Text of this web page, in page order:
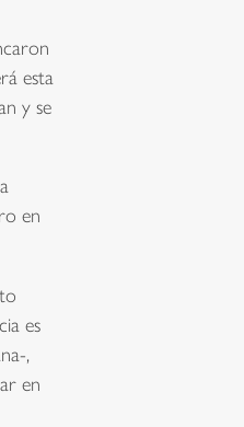
esta
y se
en
es
,
en